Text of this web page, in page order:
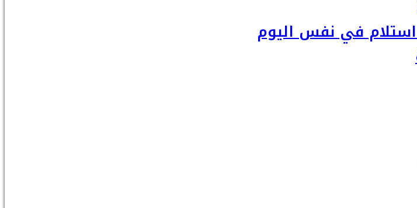
في نفس اليوم